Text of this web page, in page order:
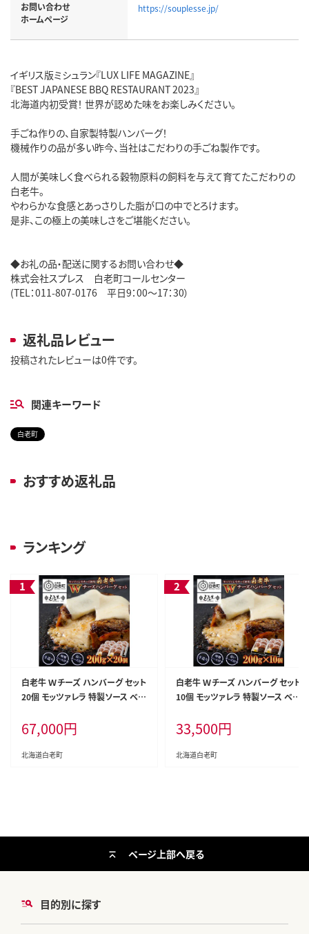
お問い合わせ
ホームページ
https://souplesse.jp/
イギリス版ミシュラン『LUX LIFE MAGAZINE』
『BEST JAPANESE BBQ RESTAURANT 2023』
北海道内初受賞！ 世界が認めた味をお楽しみください。
手ごね作りの、自家製特製ハンバーグ！
機械作りの品が多い昨今、当社はこだわりの手ごね製作です。
人間が美味しく食べられる穀物原料の飼料を与えて育てたこだわりの
白老牛。
やわらかな食感とあっさりした脂が口の中でとろけます。
是非、この極上の美味しさをご堪能ください。
◆お礼の品・配送に関するお問い合わせ◆
株式会社スプレス 白老町コールセンター
(TEL：011-807-0176 平日9：00～17：30）
返礼品レビュー
投稿されたレビューは0件です。
関連キーワード
白老町
おすすめ返礼品
ランキング
白老牛 Ｗチーズ ハンバーグ セット
20個 モッツァレラ 特製ソース ベー
67,000円
北海道白老町
白老牛 Ｗチーズ ハンバーグ セット
10個 モッツァレラ 特製ソース ベー
33,500円
北海道白老町
目的別に探す
ページ上部へ戻る